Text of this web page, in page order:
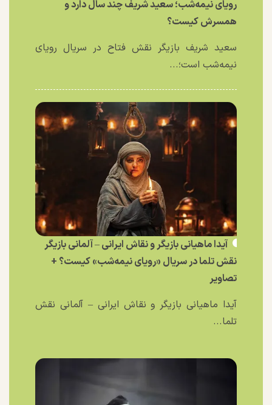
رویای نیمه‌شب؛ سعید شریف چند سال دارد و
همسرش کیست؟
سعید شریف بازیگر نقش فتاح در سریال رویای
نیمه‌شب است؛...
آیدا ماهیانی بازیگر و نقاش ایرانی – آلمانی بازیگر
نقش تلما در سریال «رویای نیمه‌شب» کیست؟ +
تصاویر
آیدا ماهیانی بازیگر و نقاش ایرانی – آلمانی نقش
تلما...